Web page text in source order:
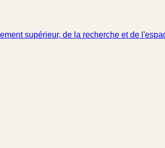
supérieur, de la recherche et de